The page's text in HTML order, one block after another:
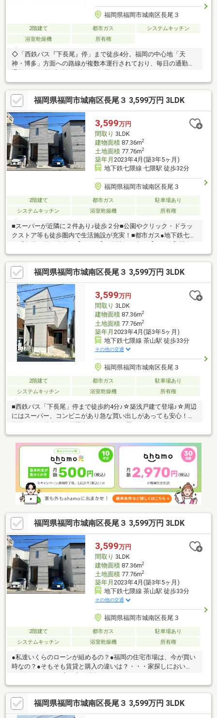
福岡県福岡市城南区長尾３
2階建て 都市ガス
システムキッチン
浴室乾燥機
所有権
◇「西鉄バス『下長尾』停」まで徒歩4分。福岡の中心地「天
神・博多」方面への路線が複数本運行されており、毎日の通勤・
ったことが感じられる室内環境◎◇「全居室6帖以上＋2面採光」
で明るく開放的な空間が広がります♪◇ガス乾燥機・リビングエ
アコンは、そのままご利用いただけます◎◇「ちょっと気にな
る！」そんなお気持ちの段階からでもお気軽にお問い合わせくだ
さい♪◆現況渡し※室内クリーニング済み◆瑕疵保険（国交省指
定）保証付 。。。 株式会社 アイテム 。。。
「福岡住宅ナビ」で検索！
福岡県福岡市城南区長尾３ 3,599万円 3LDK
3,599万円
間取り 3LDK
建物面積87.36m2
土地面積77.76m2
築年月 2023年4月(築3年5ヶ月)
地下鉄七隈線 七隈駅 徒歩32分
福岡県福岡市城南区長尾３
2階建て 都市ガス
駐車場あり
システムキッチン
浴室乾燥機 所有権
■スーパーが近隣に２件あり♪徒歩２分■公園やクリック・ドラッ
クストア等も徒歩圏内で生活施設が充実！■都市ガス●地下鉄七隈
まで車で【１２分】●スーパー【ハローデイ長尾】徒歩で【２
分】●※【長尾小学校】 ※【友泉中学校】●借入金額【３５９９万
円】金利【０．９７５％】返済期間【３５年】※月々返済【１０
１，１７５円】返済期間【５０年】※月々返済【７５，８１１
円】●住宅ローン●資金計画●税金関係●購入の流れを全て分かりや
すくご説明いたします。
福岡県福岡市城南区長尾３ 3,599万円 3LDK
3,599万円
間取り 3LDK
建物面積87.36m2
土地面積77.76m2
築年月 2023年4月(築3年5ヶ月)
地下鉄七隈線 茶山駅 徒歩33分
その他の交通
福岡県福岡市城南区長尾３
2階建て 都市ガス
駐車場あり
システムキッチン
浴室乾燥機 所有権
■西鉄バス「下長尾」停まで徒歩約4分♪☆築浅戸建て登場♪☆周辺
にはスーパー、コンビニがあり急な買い出しがあっても安心！小
☆全室約6帖以上！ご家族との時間、自分だけ時間の両方を大切
にできます！物件選びの基準が分からない。住宅ローンが心配。
分からない事が多すぎて中々踏み出せない。初めて物件を購入さ
れる方々は皆そうです。何でもご相談ください。誠心誠意ご対応
いたします。◆中古マンションのことなら『バージョンes』まで
◆ご見学、ご相談はこちら↓↓↓TEL 092-707-2706まずはお気軽に
ご相談ください。
福岡県福岡市城南区長尾３ 3,599万円 3LDK
3,599万円
間取り 3LDK
建物面積87.36m2
土地面積77.76m2
築年月 2023年4月(築3年5ヶ月)
地下鉄七隈線 茶山駅 徒歩33分
その他の交通
福岡県福岡市城南区長尾３
2階建て 都市ガス
駐車場あり
システムキッチン
浴室乾燥機 所有権
●私達いくらのローンが組めるの？●福岡の住宅市場は、今が買い
時なの？●そもそも賃貸と購入の違いは？・・・家探しにおい
ットで検索しても分かりにくいことがあります。こんなこと聞い
ていいのかなという疑問、不安すべて解決していきましょう♪～繋
ぐをつくる～わたしたちはお客様の住まいと共に歩んでいくこと
を第一とします。既存のサービスと一線を画した不動産購入後の
福岡県福岡市城南区長尾３ 3,599万円 3LDK